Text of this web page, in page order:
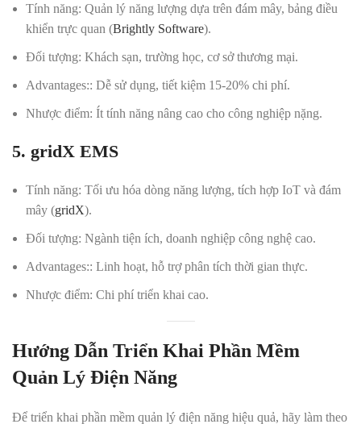
Tính năng: Quản lý năng lượng dựa trên đám mây, bảng điều
khiển trực quan (Brightly Software).
Đối tượng: Khách sạn, trường học, cơ sở thương mại.
Advantages:: Dễ sử dụng, tiết kiệm 15-20% chi phí.
Nhược điểm: Ít tính năng nâng cao cho công nghiệp nặng.
5. gridX EMS
Tính năng: Tối ưu hóa dòng năng lượng, tích hợp IoT và đám
mây (gridX).
Đối tượng: Ngành tiện ích, doanh nghiệp công nghệ cao.
Advantages:: Linh hoạt, hỗ trợ phân tích thời gian thực.
Nhược điểm: Chi phí triển khai cao.
Hướng Dẫn Triển Khai Phần Mềm
Quản Lý Điện Năng
Để triển khai phần mềm quản lý điện năng hiệu quả, hãy làm theo